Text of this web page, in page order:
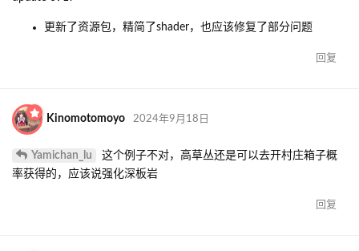
更新了资源包，精简了shader，也应该修复了部分问题
回复
Kinomotomoyo 2024年9月18日
Yamichan_lu
这个例子不对，高草丛还是可以去开村庄箱子概
率获得的，应该说强化深板岩
回复